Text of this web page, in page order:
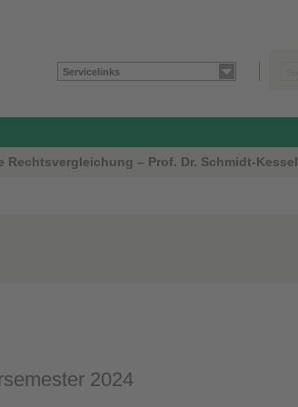
Servicelinks
– Prof. Dr. Schmidt-Kessel
2024